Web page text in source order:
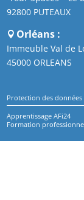
92800 PUTEAUX
Orléans :
Immeuble Val de
45000 ORLEANS
Protection des
Apprentissage AFi24
Formation